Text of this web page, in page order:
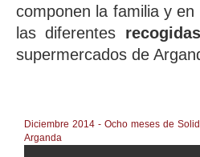
componen la familia y
las diferentes recogidas
supermercados de
Diciembre 2014 - Ocho meses de
Arganda